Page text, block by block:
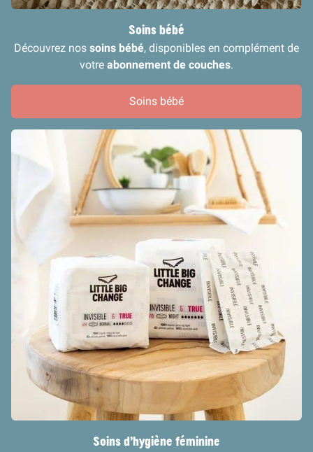
Soins bébé
Découvrez nos soins bébé, disponibles en complément de
votre abonnement de couches.
Soins bébé
Soins d’hygiène féminine